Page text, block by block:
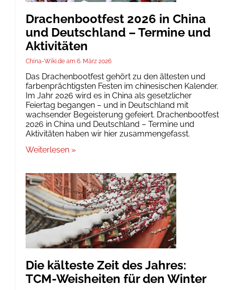
Drachenbootfest 2026 in China
und Deutschland – Termine und
Aktivitäten
China-Wiki.de 6. März 2026
Das Drachenbootfest gehört zu den ältesten und
farbenprächtigsten Festen im chinesischen Kalender.
Im Jahr 2026 wird es in China als gesetzlicher
Feiertag begangen – und in Deutschland mit
wachsender Begeisterung gefeiert. Drachenbootfest
2026 in China und Deutschland – Termine und
Aktivitäten haben wir hier zusammengefasst.
Weiterlesen »
Die kälteste Zeit des Jahres:
TCM-Weisheiten für den Winter